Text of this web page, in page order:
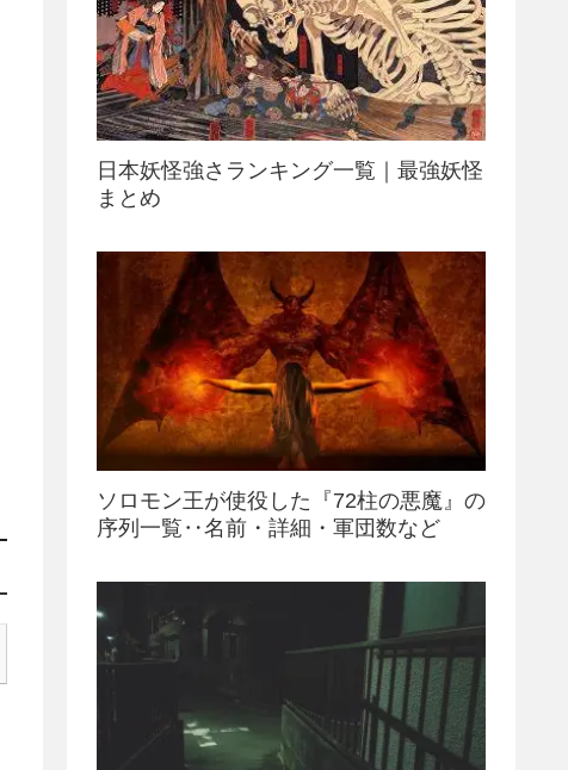
日本妖怪強さランキング一覧｜最強妖怪
まとめ
ソロモン王が使役した『72柱の悪魔』の
序列一覧‥名前・詳細・軍団数など